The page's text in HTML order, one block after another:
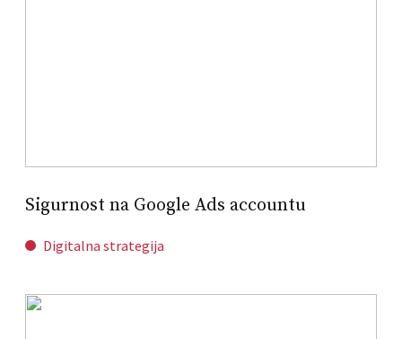
Sigurnost na Google Ads accountu
Digitalna strategija